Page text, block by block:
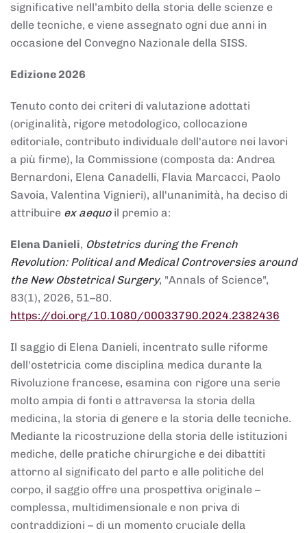
significative nell’ambito della storia delle scienze e
delle tecniche, e viene assegnato ogni due anni in
occasione del Convegno Nazionale della SISS.
Edizione 2026
Tenuto conto dei criteri di valutazione adottati
(originalità, rigore metodologico, collocazione
editoriale, contributo individuale dell'autore nei lavori
a più firme), la Commissione (composta da: Andrea
Bernardoni, Elena Canadelli, Flavia Marcacci, Paolo
Savoia, Valentina Vignieri), all'unanimità, ha deciso di
attribuire ex aequoil premio a:
Elena Danieli, Obstetrics during the French
Revolution: Political and Medical Controversies around
the New Obstetrical Surgery, "Annals of Science",
83(1), 2026, 51–80.
https://doi.org/10.1080/00033790.2024.2382436
Il saggio di Elena Danieli, incentrato sulle riforme
dell'ostetricia come disciplina medica durante la
Rivoluzione francese, esamina con rigore una serie
molto ampia di fonti e attraversa la storia della
medicina, la storia di genere e la storia delle tecniche.
Mediante la ricostruzione della storia delle istituzioni
mediche, delle pratiche chirurgiche e dei dibattiti
attorno al significato del parto e alle politiche del
corpo, il saggio offre una prospettiva originale –
complessa, multidimensionale e non priva di
contraddizioni – di un momento cruciale della